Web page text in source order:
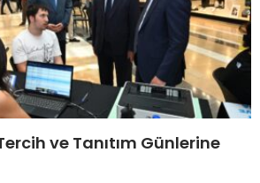
ve Tanıtım Günlerine